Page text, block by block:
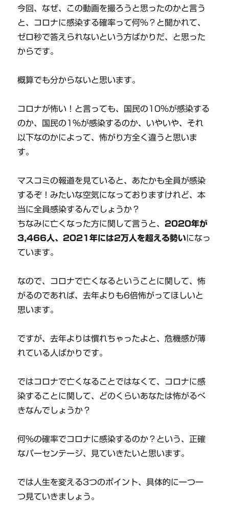
今回、なぜ、この動画を撮ろうと思ったのかと言う
と、コロナに感染する確率って何％？と聞かれて、
ゼロ秒で答えられないという方ばかりだ、と思った
からです。
概算でも分からないと思います。
コロナが怖い！と言っても、国民の10％が感染する
のか、国民の1％が感染するのか、いやいや、それ
以下なのかによって、怖がり方全く違うと思いま
す。
マスコミの報道を見ていると、あたかも全員が感染
するぞ！みたいな空気になっておりますけれど、本
当に全員感染するんでしょうか？
ちなみに亡くなった方に関して言うと、2020年が
3,466人、2021年には2万人を超える勢いになっ
ています。
なので、コロナで亡くなるということに関して、怖
がるのであれば、去年よりも6倍怖がってほしいと
思います。
ですが、去年よりは慣れちゃったよと、危機感が薄
れている人ばかりです。
ではコロナで亡くなることではなくて、コロナに感
染することに関して、どのくらいあなたは怖がるべ
きなんでしょうか？
何％の確率でコロナに感染するのか？という、正確
なパーセンテージ、見ていきたいと思います。
では人生を変える3つのポイント、具体的に一つ一
つ見ていきましょう。